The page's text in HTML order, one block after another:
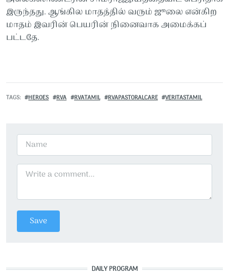
இருந்தது. ஆங்கில மாதத்தில் வரும் ஜூலை என்கிற
மாதம் இவரின் பெயரின் நினைவாக அமைக்கப்
பட்டதே.
TAGS HEROES RVA RVATAMIL RVAPASTORALCARE VERITASTAMIL
DAILY PROGRAM